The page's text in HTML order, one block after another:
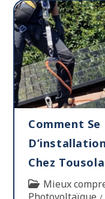
Comment
Chez
Mieux